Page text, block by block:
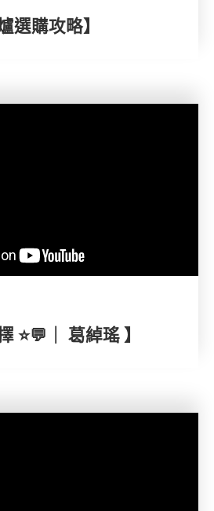
選購攻略】
⭐💬｜ 葛綽瑤 】